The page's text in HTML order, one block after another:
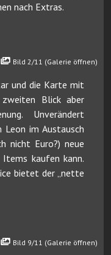
nach Extras.
Bild 2/11 (Galerie öffnen)
und die Karte mit
Blick aber
Unverändert
im Austausch
nicht Euro?) neue
kaufen kann.
bietet der „nette
Bild 9/11 (Galerie öffnen)